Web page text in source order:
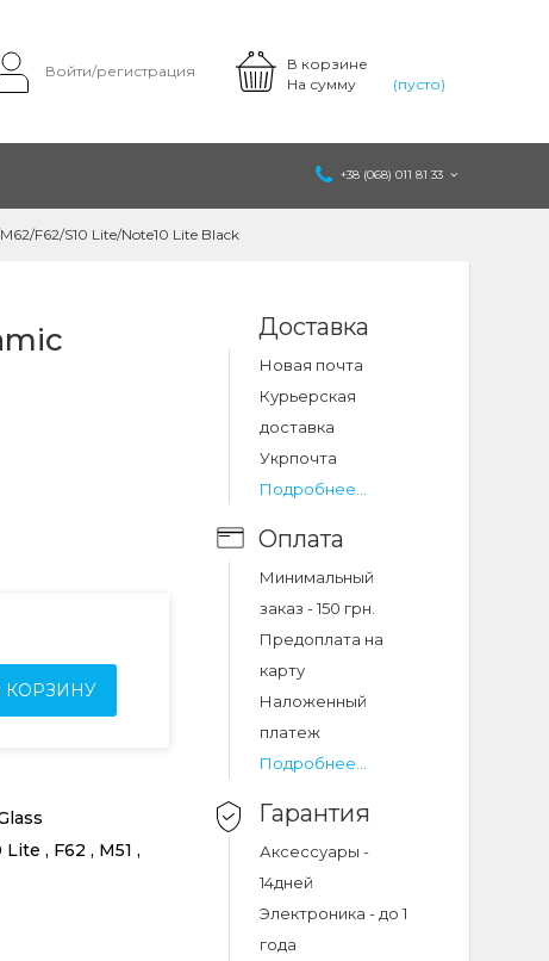
В корзине
На сумму
(пусто)
Войти/регистрация
+38 (068) 011 81 33
F62/S10 Lite/Note10 Lite Black
КОРЗИНУ
, F62 , M51 ,
Доставка
Новая почта
Курьерская
доставка
Укрпочта
Подробнее...
Оплата
Минимальный
заказ - 150 грн.
Предоплата на
карту
Наложенный
платеж
Подробнее...
Гарантия
Аксессуары -
14дней
Электроника - до 1
года